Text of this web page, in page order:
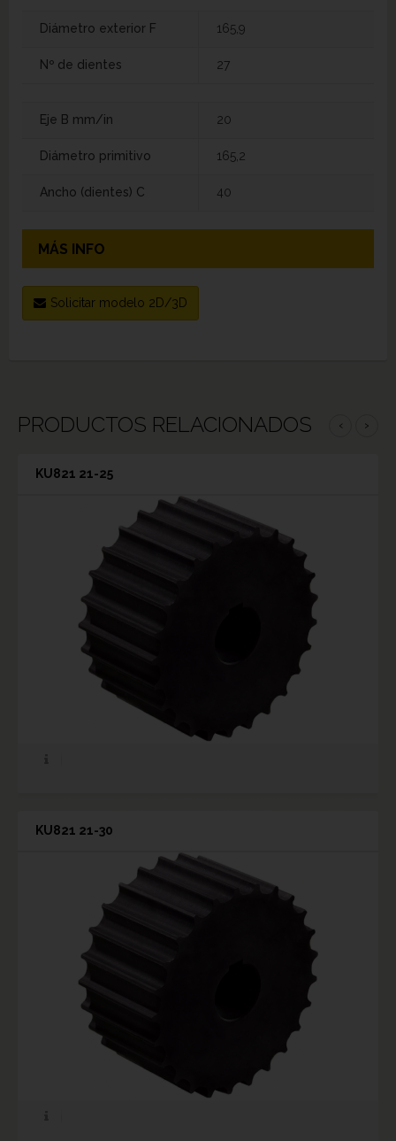
Diámetro exterior F 165,9
Nº de dientes 27
Eje B mm/in 20
Diámetro primitivo 165,2
Ancho (dientes) C 40
MÁS INFO
Solicitar modelo 2D/3D
PRODUCTOS RELACIONADOS ‹ ›
KU821 21-25
KU821 21-30